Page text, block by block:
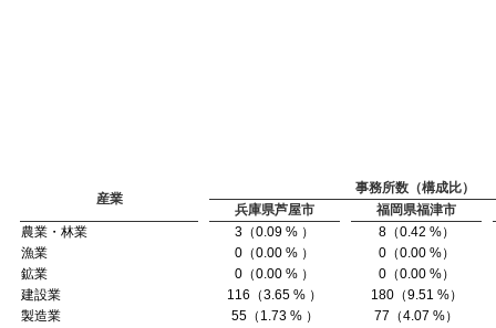
産業
事務所数（構成比）
兵庫県芦屋市
福岡県福津市
農業・林業
3（0.09 % ）
8（0.42 %）
漁業
0（0.00 % ）
0（0.00 %）
鉱業
0（0.00 % ）
0（0.00 %）
建設業
116（3.65 % ）
180（9.51 %）
製造業
55（1.73 % ）
77（4.07 %）